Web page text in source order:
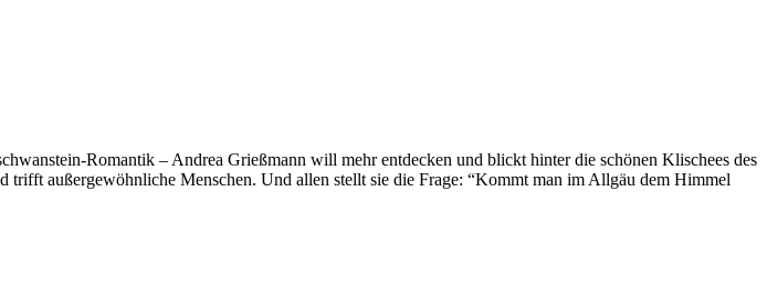
Romantik – Andrea Grießmann will mehr entdecken und blickt hinter die schönen Klischees des
außergewöhnliche Menschen. Und allen stellt sie die Frage: “Kommt man im Allgäu dem Himmel